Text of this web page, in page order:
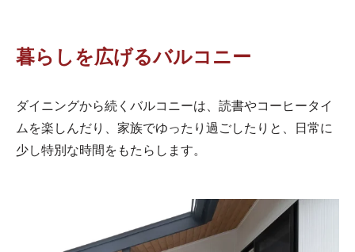
暮らしを広げるバルコニー
ダイニングから続くバルコニーは、読書やコーヒータイ
ムを楽しんだり、家族でゆったり過ごしたりと、日常に
少し特別な時間をもたらします。